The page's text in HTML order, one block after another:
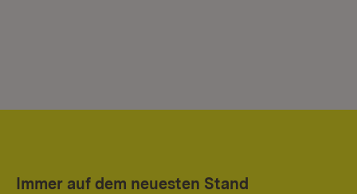
Immer auf dem neuesten Stand